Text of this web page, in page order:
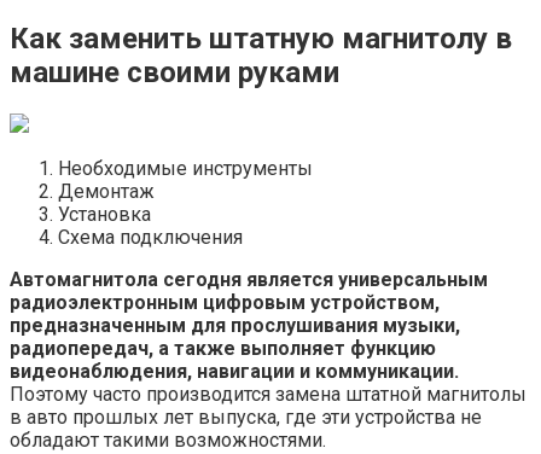
Как заменить штатную магнитолу в
машине своими руками
Необходимые инструменты
Демонтаж
Установка
Схема подключения
Автомагнитола сегодня является универсальным
радиоэлектронным цифровым устройством,
предназначенным для прослушивания музыки,
радиопередач, а также выполняет функцию
видеонаблюдения, навигации и коммуникации.
Поэтому часто производится замена штатной магнитолы
в авто прошлых лет выпуска, где эти устройства не
обладают такими возможностями.